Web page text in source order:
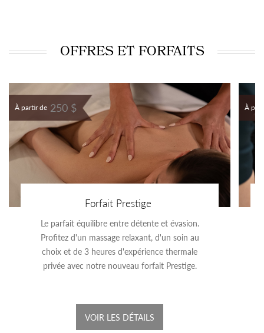
OFFRES ET FORFAITS
À partir de 250 $
Forfait Prestige
Le parfait équilibre entre détente et évasion.
Profitez d'un massage relaxant, d'un soin au
choix et de 3 heures d'expérience thermale
privée avec notre nouveau forfait Prestige.
VOIR LES DÉTAILS
À